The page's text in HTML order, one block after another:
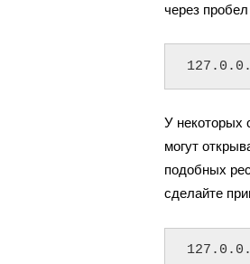
через
У некоторых
могут
подобных
сделайте